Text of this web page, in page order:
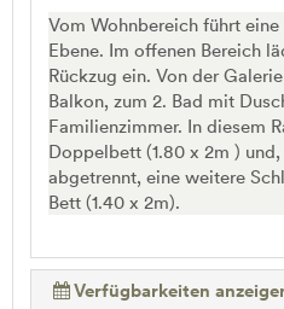
Vom Wohnbereich führt
Ebene. Im offenen Bereich
Rückzug ein. Von der
Balkon, zum 2. Bad mit
Familienzimmer. In diesem
Doppelbett (1.80 x 2m )
abgetrennt, eine weitere
Bett (1.40 x 2m).
Verfügbarkeiten